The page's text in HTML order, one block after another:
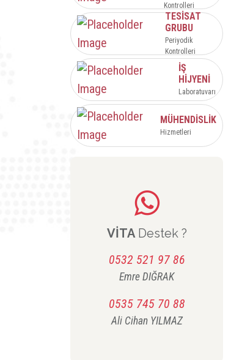
Kontrolleri
TESİSAT
GRUBU
Periyodik
Kontrolleri
İŞ
HİJYENİ
Laboratuvarı
MÜHENDİSLİK
Hizmetleri
VİTADestek ?
0532 521 97 86
Emre DIĞRAK
0535 745 70 88
Ali Cihan YILMAZ